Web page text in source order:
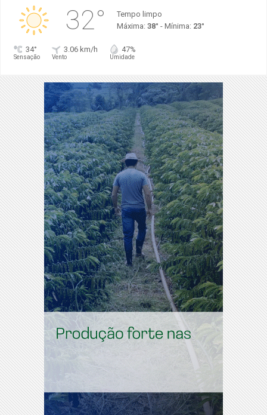
32°
Tempo limpo
Máxima: 38° - Mínima: 23°
34°
Sensação
3.06 km/h
Vento
47%
Umidade